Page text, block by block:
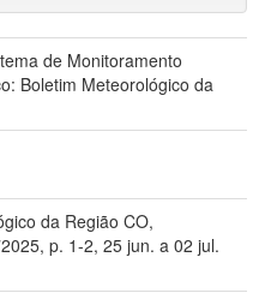
de Monitoramento
Boletim Meteorológico da
da Região CO,
p. 1-2, 25 jun. a 02 jul.